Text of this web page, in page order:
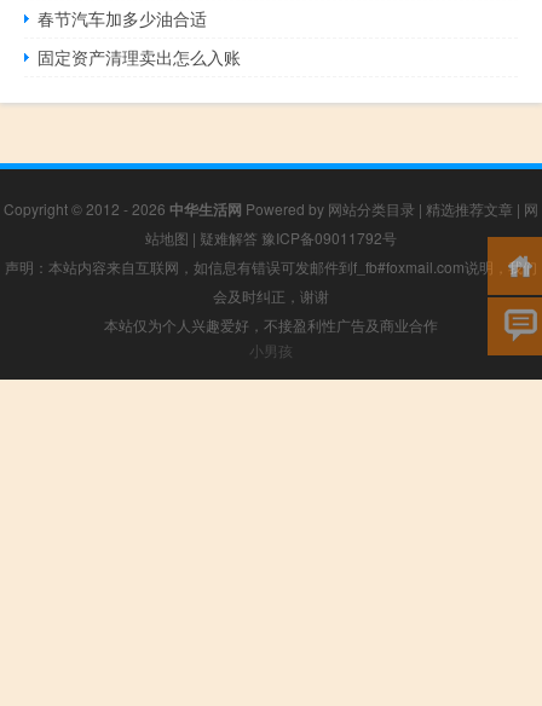
春节汽车加多少油合适
固定资产清理卖出怎么入账
Copyright © 2012 - 2026 中华生活网 Powered by 网站分类目录 | 精选推荐文章 | 网
站地图 | 疑难解答 豫ICP备09011792号
声明：本站内容来自互联网，如信息有错误可发邮件到f_fb#foxmail.com说明，我们
会及时纠正，谢谢
本站仅为个人兴趣爱好，不接盈利性广告及商业合作
小男孩